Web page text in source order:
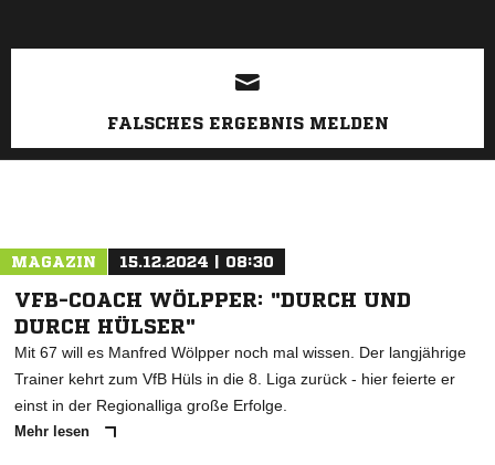
FALSCHES ERGEBNIS MELDEN
MAGAZIN 15.12.2024 | 08:30
VFB-COACH WÖLPPER: "DURCH UND
DURCH HÜLSER"
Mit 67 will es Manfred Wölpper noch mal wissen. Der langjährige
Trainer kehrt zum VfB Hüls in die 8. Liga zurück - hier feierte er
einst in der Regionalliga große Erfolge.
Mehr lesen